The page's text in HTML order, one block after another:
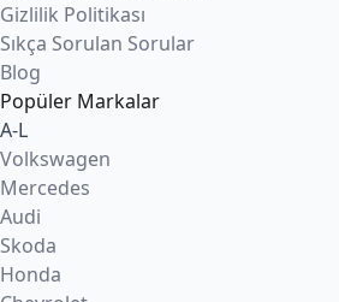
Gizlilik Politikası
Sıkça Sorulan Sorular
Blog
Popüler Markalar
A-L
Volkswagen
Mercedes
Audi
Skoda
Honda